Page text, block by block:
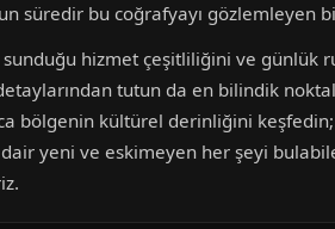
süredir bu coğrafyayı gözlemleyen
sunduğu hizmet çeşitliliğini ve
tutun da en bilindik
bölgenin kültürel derinliğini
yeni ve eskimeyen her şeyi